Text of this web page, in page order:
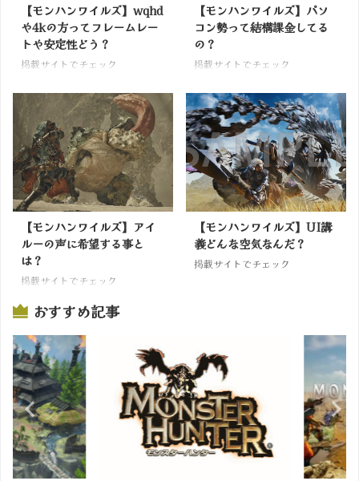
【モンハンワイルズ】wqhd
や4kの方ってフレームレー
トや安定性どう？
掲載サイトでチェック
【モンハンワイルズ】パソ
コン勢って結構課金してる
の？
掲載サイトでチェック
【モンハンワイルズ】アイ
ルーの声に希望する事と
は？
掲載サイトでチェック
【モンハンワイルズ】UI講
義どんな空気なんだ？
掲載サイトでチェック
おすすめ記事